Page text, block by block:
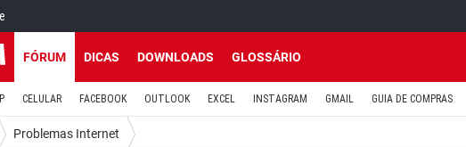
FÓRUM DICAS DOWNLOADS GLOSSÁRIO
CELULAR FACEBOOK OUTLOOK EXCEL INSTAGRAM GMAIL GUIA DE COMPRAS
Problemas Internet